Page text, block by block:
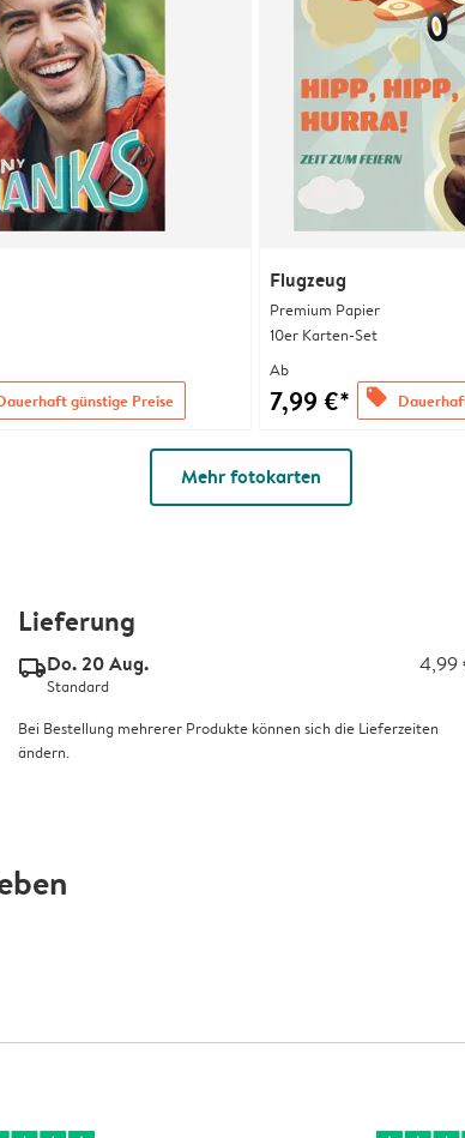
günstige Preise
Flugzeug
Premium Papier
10er Karten-Set
Ab
7,99 €* offers
Mehr fotokarten
Lieferung
delivery_standard_v2Do. 20 Aug. 4,99
Standard
Bei Bestellung mehrerer Produkte können sich die Lieferzeiten
ändern.